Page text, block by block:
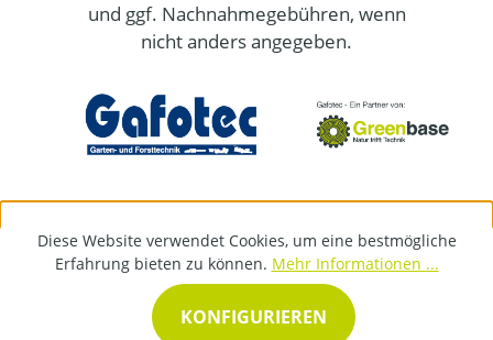
und ggf. Nachnahmegebühren, wenn
nicht anders angegeben.
Diese Website verwendet Cookies, um eine bestmögliche
Erfahrung bieten zu können. Mehr Informationen ...
KONFIGURIEREN